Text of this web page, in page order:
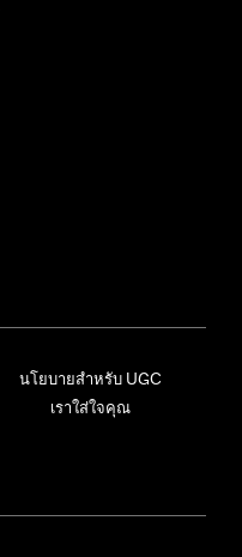
นโยบายสำหรับ UGC
เราใส่ใจคุณ